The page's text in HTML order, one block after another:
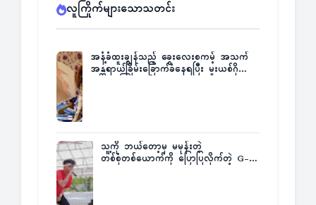
လူကြိုက်များသောသတင်း
အနံ့ခံထူးချွန်သည့် ခွေးလေးစကမ့် အသက်
အန္တရာယ်ခြိမ်းခြောက်ခံနေရပြီး မူးယစ်ဂိုဏ်း
သူ့ကို ဘယ်တော့မှ မမုန်းတဲ့
တစ်စုံတစ်ယောက်ကို ပြောပြလိုက်တဲ့ G-